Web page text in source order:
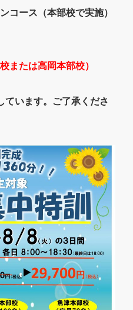
コース（本部校で実施）
または高岡本部校）
います。ご了承くださ